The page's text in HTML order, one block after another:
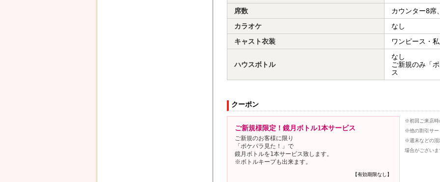
席数
カウンター8席
カラオケ
なし
キャスト衣装
ワンピース・
ハウスボトル
なし
ご新規のみ「
ス
クーポン
ご新規様限定！鏡月ボトル1本サービス
ご新規のお客様に限り
「ポケパラ見た！」で
鏡月ボトルを1本サービス致します。
※ボトルキープも出来ます。
【有効期限なし】
※初回ご来店時
※他の割引サー
※週末などの混
場合がございま